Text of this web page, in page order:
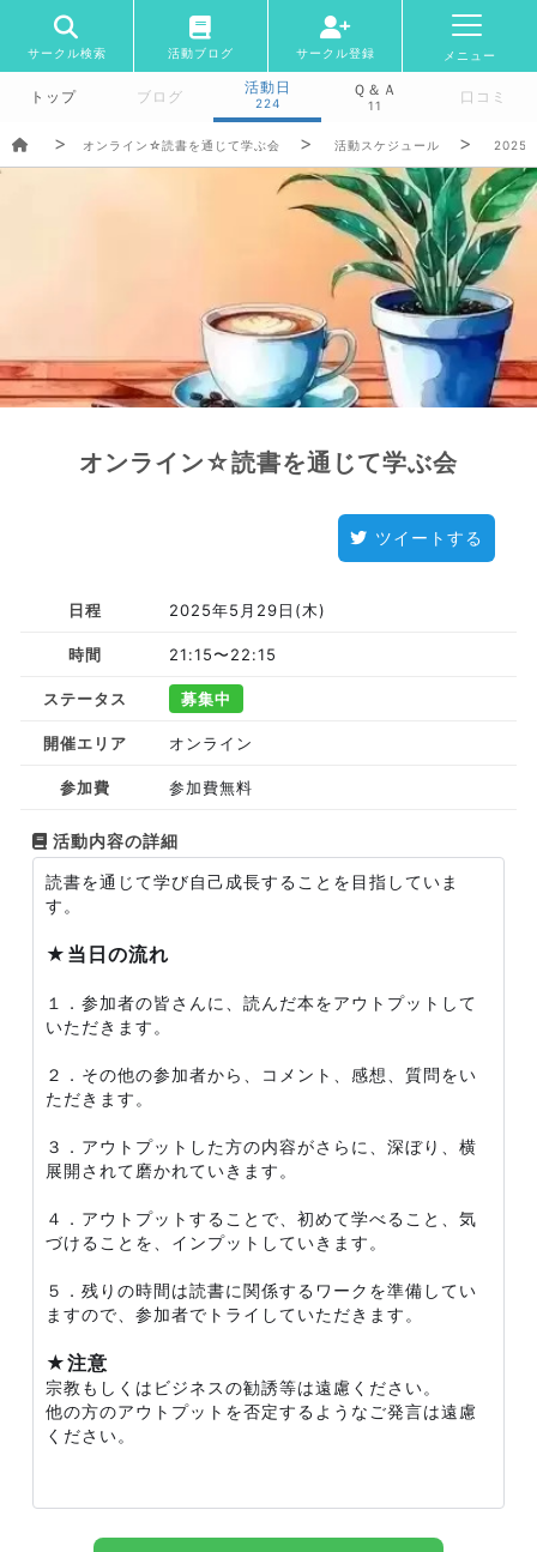
サークル検索 活動ブログ サークル登録 メニュー
トップ ブログ
活動日
224
Ｑ＆Ａ
11 口コミ
オンライン☆読書を通じて学ぶ会 活動スケジュール 2025/
オンライン☆読書を通じて学ぶ会
ツイートする
日程 2025年5月29日(木)
時間 21:15〜22:15
ステータス 募集中
開催エリア オンライン
参加費 参加費無料
活動内容の詳細
読書を通じて学び自己成長することを目指していま
す。
★当日の流れ
１．参加者の皆さんに、読んだ本をアウトプットして
いただきます。
２．その他の参加者から、コメント、感想、質問をい
ただきます。
３．アウトプットした方の内容がさらに、深ぼり、横
展開されて磨かれていきます。
４．アウトプットすることで、初めて学べること、気
づけることを、インプットしていきます。
５．残りの時間は読書に関係するワークを準備してい
ますので、参加者でトライしていただきます。
★注意
宗教もしくはビジネスの勧誘等は遠慮ください。
他の方のアウトプットを否定するようなご発言は遠慮
ください。